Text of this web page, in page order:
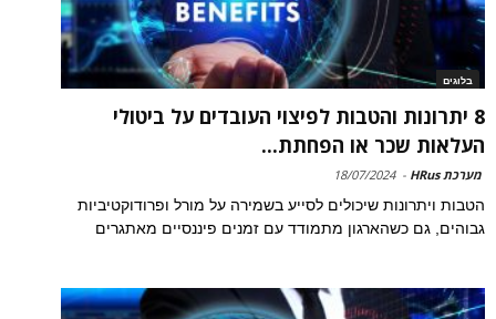
בלוגים
8 יתרונות והטבות לפיצוי העובדים על ביטולי
העלאות שכר או הפחתת...
מערכת HRus -
18/07/2024
הטבות ויתרונות שיכולים לסייע בשמירה על מורל ופרודוקטיביות
גבוהים, גם כשהארגון מתמודד עם זמנים פיננסיים מאתגרים